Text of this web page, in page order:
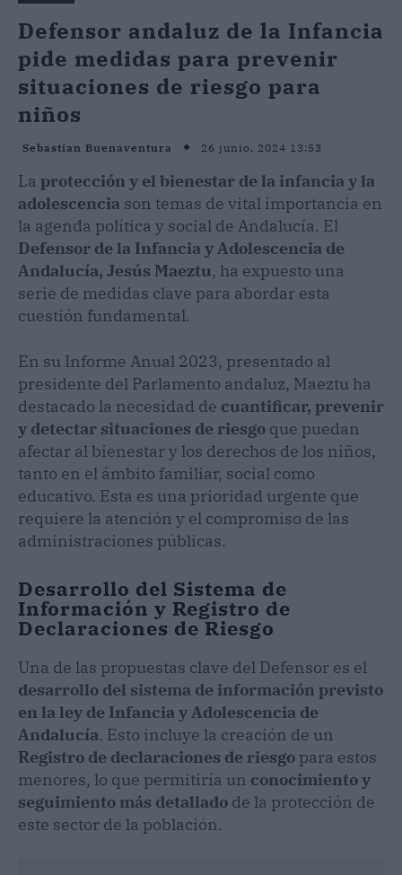
Defensor andaluz de la Infancia
pide medidas para prevenir
situaciones de riesgo para
niños
Sebastian Buenaventura 26 junio, 2024 13:53
La protección y el bienestar de la infancia y la
adolescencia son temas de vital importancia en
la agenda política y social de Andalucía. El
Defensor de la Infancia y Adolescencia de
Andalucía, Jesús Maeztu, ha expuesto una
serie de medidas clave para abordar esta
cuestión fundamental.
En su Informe Anual 2023, presentado al
presidente del Parlamento andaluz, Maeztu ha
destacado la necesidad de cuantificar, prevenir
y detectar situaciones de riesgo que puedan
afectar al bienestar y los derechos de los niños,
tanto en el ámbito familiar, social como
educativo. Esta es una prioridad urgente que
requiere la atención y el compromiso de las
administraciones públicas.
Desarrollo del Sistema de
Información y Registro de
Declaraciones de Riesgo
Una de las propuestas clave del Defensor es el
desarrollo del sistema de información previsto
en la ley de Infancia y Adolescencia de
Andalucía. Esto incluye la creación de un
Registro de declaraciones de riesgo para estos
menores, lo que permitiría un conocimiento y
seguimiento más detallado de la protección de
este sector de la población.